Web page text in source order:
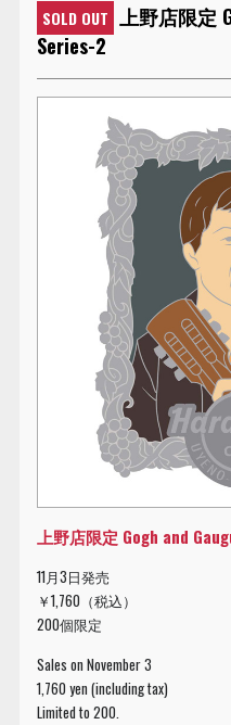
SOLD OUT
上野店限定
Series-2
上野店限定 Gogh and
11月3日発売
￥1,760（税込）
200個限定
Sales on November 3
1,760 yen (including tax)
Limited to 200.